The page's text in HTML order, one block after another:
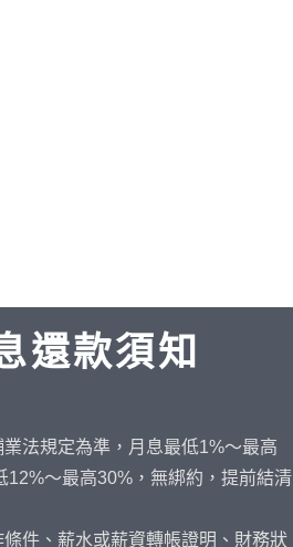
還款須知
法規定為準，月息最低1%～最高
12%～最高30%，無綁約，提前結清
件、薪水或薪資轉帳證明、財務狀